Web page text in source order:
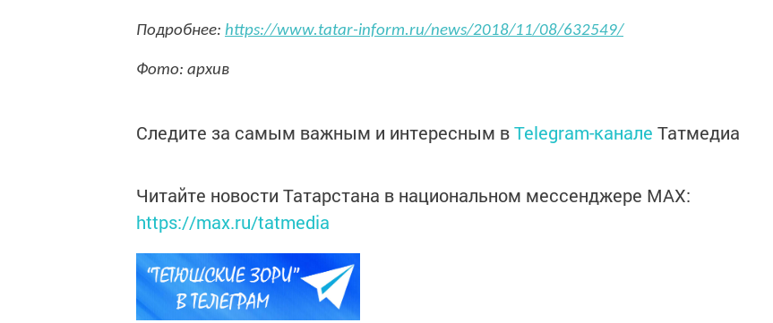
Подробнее: https://www.tatar-inform.ru/news/2018/11/08/632549/
Фото: архив
Следите за самым важным и интересным вTelegram-канале Татмедиа
Читайте новости Татарстана в национальном мессенджере MАХ:
https://max.ru/tatmedia